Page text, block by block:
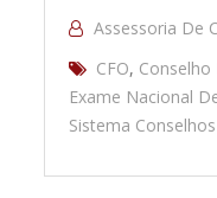
Assessoria De
CFO,
Exame Nacional
Sistema